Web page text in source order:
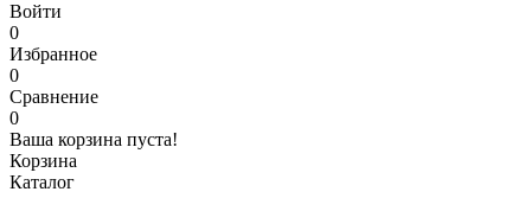
Войти
0
Избранное
0
Сравнение
0
Ваша корзина пуста!
Корзина
Каталог